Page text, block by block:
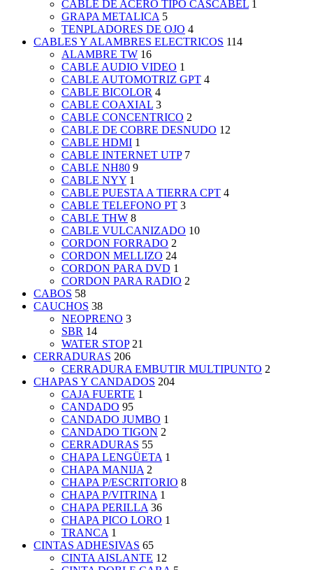
CABLE DE ACERO TIPO CASCABEL 1
GRAPA METALICA 5
TENPLADORES DE OJO 4
CABLES Y ALAMBRES ELECTRICOS 114
ALAMBRE TW 16
CABLE AUDIO VIDEO 1
CABLE AUTOMOTRIZ GPT 4
CABLE BICOLOR 4
CABLE COAXIAL 3
CABLE CONCENTRICO 2
CABLE DE COBRE DESNUDO 12
CABLE HDMI 1
CABLE INTERNET UTP 7
CABLE NH80 9
CABLE NYY 1
CABLE PUESTA A TIERRA CPT 4
CABLE TELEFONO PT 3
CABLE THW 8
CABLE VULCANIZADO 10
CORDON FORRADO 2
CORDON MELLIZO 24
CORDON PARA DVD 1
CORDON PARA RADIO 2
CABOS 58
CAUCHOS 38
NEOPRENO 3
SBR 14
WATER STOP 21
CERRADURAS 206
CERRADURA EMBUTIR MULTIPUNTO 2
CHAPAS Y CANDADOS 204
CAJA FUERTE 1
CANDADO 95
CANDADO JUMBO 1
CANDADO TIGON 2
CERRADURAS 55
CHAPA LENGÜETA 1
CHAPA MANIJA 2
CHAPA P/ESCRITORIO 8
CHAPA P/VITRINA 1
CHAPA PERILLA 36
CHAPA PICO LORO 1
TRANCA 1
CINTAS ADHESIVAS 65
CINTA AISLANTE 12